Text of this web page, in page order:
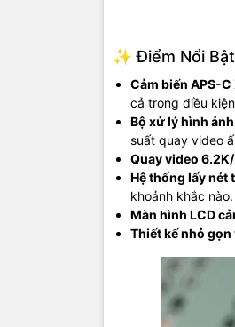
✨ Điểm Nổi
Cảm biến APS-C
cả trong điều
Bộ xử lý hình
suất quay video
Quay video
Hệ thống lấy nét
khoảnh khắc nào.
Màn hình LCD
Thiết kế nhỏ gọn